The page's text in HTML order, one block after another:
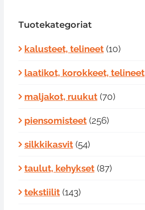
Tuotekategoriat
kalusteet, telineet (10)
laatikot, korokkeet, telineet
maljakot, ruukut (70)
piensomisteet (256)
silkkikasvit (54)
taulut, kehykset (87)
tekstiilit (143)